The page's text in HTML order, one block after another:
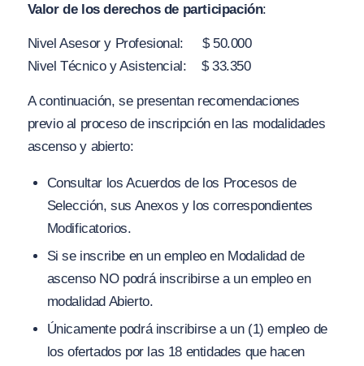
Valor de los derechos de participación:
Nivel Asesor y Profesional: $ 50.000
Nivel Técnico y Asistencial: $ 33.350
A continuación, se presentan recomendaciones
previo al proceso de inscripción en las modalidades
ascenso y abierto:
Consultar los Acuerdos de los Procesos de
Selección, sus Anexos y los correspondientes
Modificatorios.
Si se inscribe en un empleo en Modalidad de
ascenso NO podrá inscribirse a un empleo en
modalidad Abierto.
Únicamente podrá inscribirse a un (1) empleo de
los ofertados por las 18 entidades que hacen